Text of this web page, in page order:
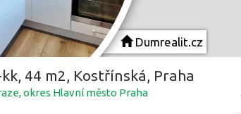
Dumrealit.cz
44 m2, Kostřínská, Praha
okres Hlavní město Praha